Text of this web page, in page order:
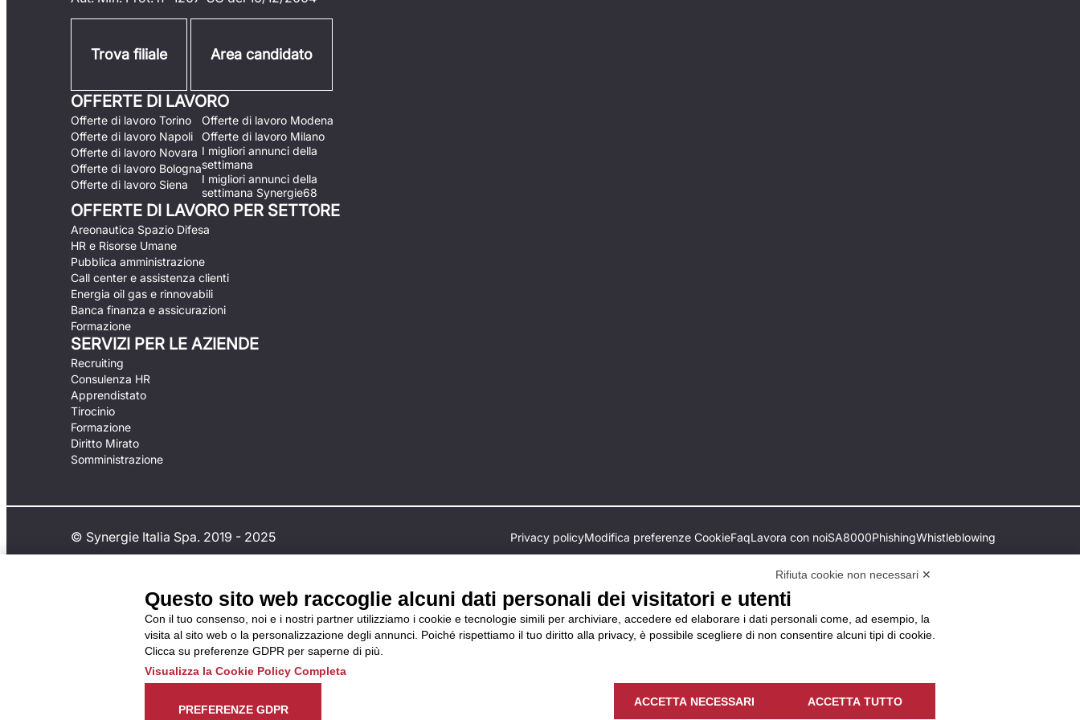
Trova filiale Area candidato
OFFERTE DI LAVORO
Offerte di lavoro Torino
Offerte di lavoro Napoli
Offerte di lavoro Novara
Offerte di lavoro Bologna
Offerte di lavoro Siena
Offerte di lavoro Modena
Offerte di lavoro Milano
I migliori annunci della
settimana
I migliori annunci della
settimana Synergie68
OFFERTE DI LAVORO PER SETTORE
Areonautica Spazio Difesa
HR e Risorse Umane
Pubblica amministrazione
Call center e assistenza clienti
Energia oil gas e rinnovabili
Banca finanza e assicurazioni
Formazione
SERVIZI PER LE AZIENDE
Recruiting
Consulenza HR
Apprendistato
Tirocinio
Formazione
Diritto Mirato
Somministrazione
© Synergie Italia Spa. 2019 - 2025
In caso di inadempimento da parte della ApL delle disposizioni
all’Organismo di Monitoraggio utilizzando una delle modalità
Privacy policyModifica preferenze CookieFaqLavora con noiSA8000PhishingWhistleblowing
Rifiuta cookie non necessari ✕
Questo sito web raccoglie alcuni dati personali dei visitatori e utenti
Con il tuo consenso, noi e i nostri partner utilizziamo i cookie e tecnologie simili per archiviare, accedere ed elaborare i dati personali come, ad esempio, la
visita al sito web o la personalizzazione degli annunci. Poiché rispettiamo il tuo diritto alla privacy, è possibile scegliere di non consentire alcuni tipi di cookie.
Clicca su preferenze GDPR per saperne di più.
Visualizza la Cookie Policy Completa
ACCETTA TUTTO
ACCETTA NECESSARI
PREFERENZE GDPR